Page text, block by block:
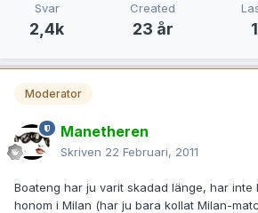
Svar
2,4k
Created
23 år
Moderator
Manetheren
Skriven 22 Februari, 2011
Boateng har ju varit skadad länge, har inte
honom i Milan (har ju bara kollat Milan-